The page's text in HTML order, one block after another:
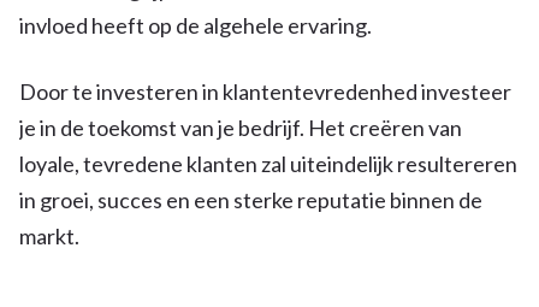
invloed heeft op de algehele ervaring.
Door te investeren in klantentevredenhed investeer
je in de toekomst van je bedrijf. Het creëren van
loyale, tevredene klanten zal uiteindelijk resultereren
in groei, succes en een sterke reputatie binnen de
markt.